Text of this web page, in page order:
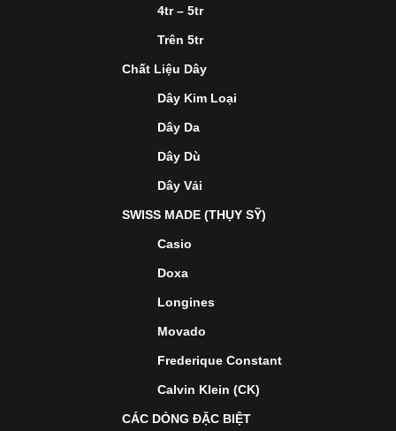
4tr – 5tr
Trên 5tr
Chất Liệu Dây
Dây Kim Loại
Dây Da
Dây Dù
Dây Vải
SWISS MADE (THỤY SỸ)
Casio
Doxa
Longines
Movado
Frederique Constant
Calvin Klein (CK)
CÁC DÒNG ĐẶC BIỆT